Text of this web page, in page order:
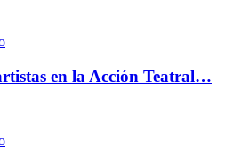
en la Acción Teatral…